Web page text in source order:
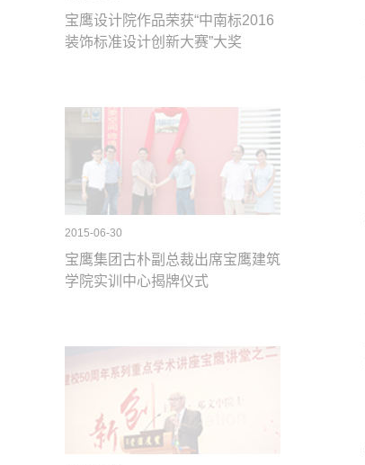
宝鹰设计院作品荣获“中南标2016
装饰标准设计创新大赛”大奖
2015-06-30
宝鹰集团古朴副总裁出席宝鹰建筑
学院实训中心揭牌仪式